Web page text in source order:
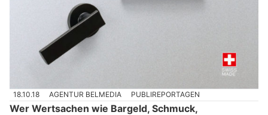
18.10.18 AGENTUR BELMEDIA PUBLIREPORTAGEN
Wer Wertsachen wie Bargeld, Schmuck,